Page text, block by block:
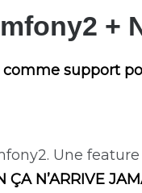
+
support
Une
ÇA N’ARRIVE